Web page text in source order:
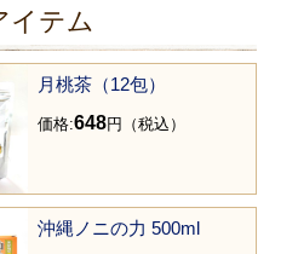
イテム
月桃茶（12包）
価格:648円（税込）
沖縄ノニの力 500ml